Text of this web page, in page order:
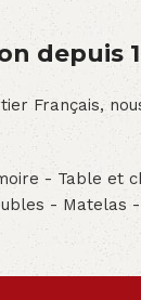
depuis
Français,
- Table
- Matelas